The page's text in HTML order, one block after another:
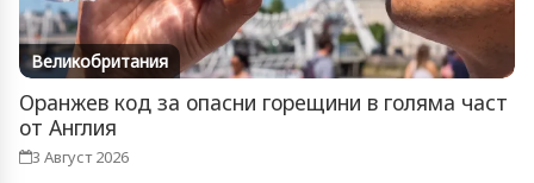
Великобритания
Оранжев код за опасни горещини в голяма част
от Англия
3 Август 2026